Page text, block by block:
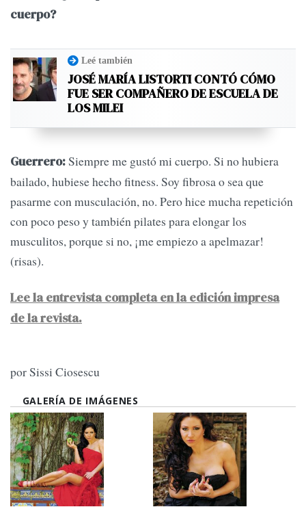
cuerpo?
Leé también
JOSÉ MARÍA LISTORTI CONTÓ CÓMO
FUE SER COMPAÑERO DE ESCUELA DE
LOS MILEI
Guerrero:Siempre me gustó mi cuerpo. Si no hubiera
bailado, hubiese hecho fitness. Soy fibrosa o sea que
pasarme con musculación, no. Pero hice mucha repetición
con poco peso y también pilates para elongar los
musculitos, porque si no, ¡me empiezo a apelmazar!
(risas).
Lee la entrevista completa en la edición impresa
de la revista.
por Sissi Ciosescu
GALERÍA DE IMÁGENES